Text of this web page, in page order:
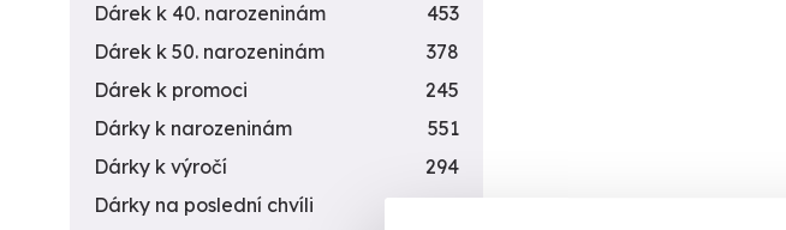
Dárek k 40. narozeninám
453
Dárek k 50. narozeninám
378
Dárek k promoci
245
Dárky k narozeninám
551
Dárky k výročí
294
Dárky na poslední chvíli
450